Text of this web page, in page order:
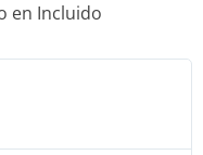
en Incluido